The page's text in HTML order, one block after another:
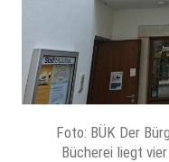
Foto: BÜK Der
Bücherei liegt